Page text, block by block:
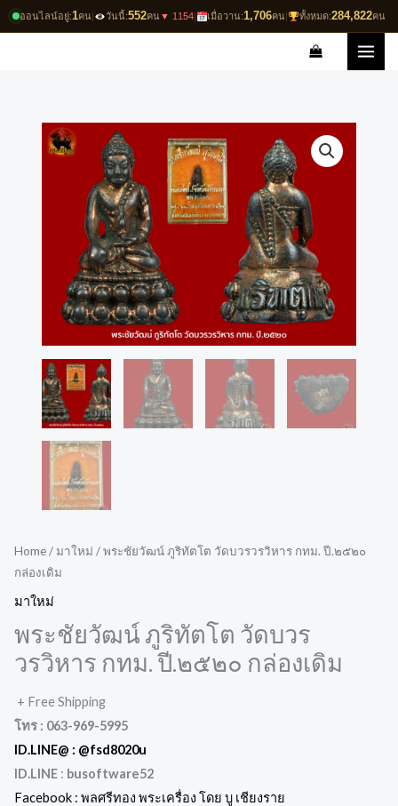
ออนไลน์อยู่:1คน| วันนี้:552คน▼ 1154| เมื่อวาน:1,706คน| ทั้งหมด:284,822คน
Skip
to
Home/ มาใหม่ / พระชัยวัฒน์ ภูริทัตโต วัดบวรวรวิหาร กทม. ปี.๒๕๒๐
กล่องเดิม
มาใหม่
พระชัยวัฒน์ ภูริทัตโต วัดบวร
วรวิหาร กทม. ปี.๒๕๒๐ กล่องเดิม
+ Free Shipping
โทร : 063-969-5995
ID.LINE@ : @fsd8020u
ID.LINE : busoftware52
Facebook : พลศรีทอง พระเครื่อง โดย บู เชียงราย